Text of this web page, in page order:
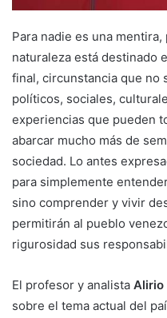
Para nadie es una
naturaleza está destinado
final, circunstancia que no
políticos, sociales,
experiencias que pueden
abarcar mucho más de
sociedad. Lo antes
para simplemente
sino comprender y vivir
permitirán al pueblo
rigurosidad sus
El profesor y analista Alirio
sobre el tema actual del